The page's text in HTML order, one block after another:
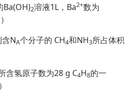
Ba(OH)2溶液1L，Ba2+数为
NA个分子的 CH4和NH3所占体积
含氢原子数为28 g C4H8的一